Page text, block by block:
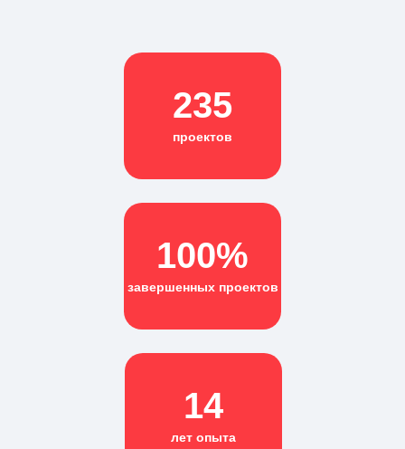
проектов
235
завершенных проектов
100%
лет опыта
14